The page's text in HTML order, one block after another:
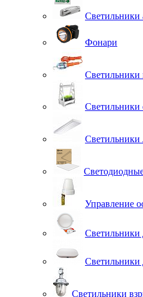
Светильники
Фонари
Светильники
Светильники
Управление
Светильники
Светильники